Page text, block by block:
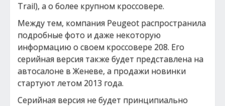
Trail), а о более крупном кроссовере.
Между тем, компания Peugeot распространила
подробные фото и даже некоторую
информацию о своем кроссовере 208. Его
серийная версия также будет представлена на
автосалоне в Женеве, а продажи новинки
стартуют летом 2013 года.
Серийная версия не будет принципиально